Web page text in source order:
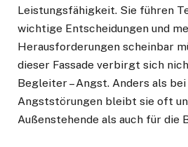
Leistungsfähigkeit. Sie führen
wichtige Entscheidungen und
Herausforderungen scheinbar
dieser Fassade verbirgt sich
Begleiter – Angst. Anders als
Angststörungen bleibt sie oft
Außenstehende als auch für